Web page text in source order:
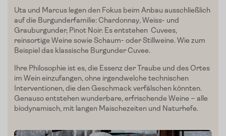
Blog
Presse
Kontakt
Login
Uta und Marcus legen den Fokus beim Anbau ausschließlich
auf die Burgunderfamilie: Chardonnay, Weiss- und
Grauburgunder, Pinot Noir. Es entstehen Cuvees,
reinsortige Weine sowie Schaum- oder Stillweine. Wie zum
Beispiel das klassische Burgunder Cuvee.
Ihre Philosophie ist es, die Essenz der Traube und des Ortes
im Wein einzufangen, ohne irgendwelche technischen
Interventionen, die den Geschmack verfälschen könnten.
Genauso entstehen wunderbare, erfrischende Weine – alle
biodynamisch, mit langen Maischezeiten und Naturhefe.